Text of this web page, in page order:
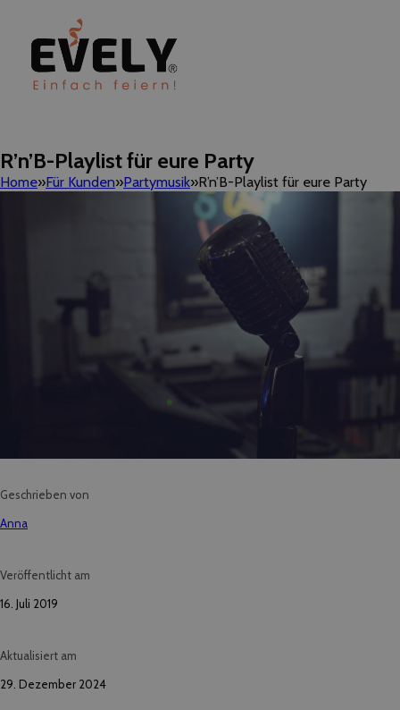
R’n’B-Playlist für eure Party
Home Für Kunden Partymusik R’n’B-Playlist für eure Party
Geschrieben von
Anna
Veröffentlicht am
16. Juli 2019
Aktualisiert am
29. Dezember 2024